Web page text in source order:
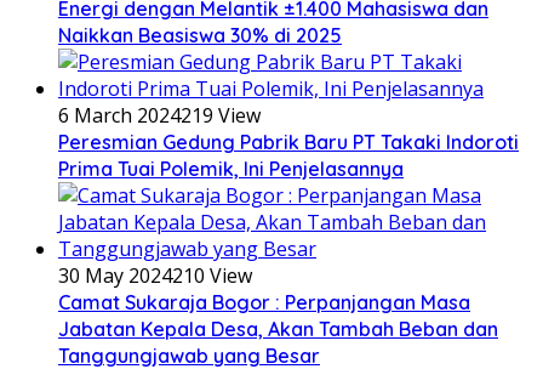
Energi dengan Melantik ±1.400 Mahasiswa dan
Naikkan Beasiswa 30% di 2025
6 March 2024219 View
Peresmian Gedung Pabrik Baru PT Takaki Indoroti
Prima Tuai Polemik, Ini Penjelasannya
30 May 2024210 View
Camat Sukaraja Bogor : Perpanjangan Masa
Jabatan Kepala Desa, Akan Tambah Beban dan
Tanggungjawab yang Besar